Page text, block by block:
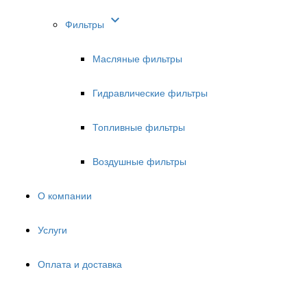
Фильтры 
Масляные фильтры
Гидравлические фильтры
Топливные фильтры
Воздушные фильтры
О компании
Услуги
Оплата и доставка